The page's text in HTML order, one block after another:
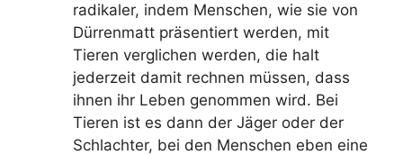
radikaler, indem Menschen, wie sie von
Dürrenmatt präsentiert werden, mit
Tieren verglichen werden, die halt
jederzeit damit rechnen müssen, dass
ihnen ihr Leben genommen wird. Bei
Tieren ist es dann der Jäger oder der
Schlachter, bei den Menschen eben eine